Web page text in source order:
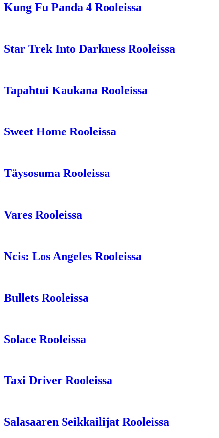
Kung Fu Panda 4 Rooleissa
Star Trek Into Darkness Rooleissa
Tapahtui Kaukana Rooleissa
Sweet Home Rooleissa
Täysosuma Rooleissa
Vares Rooleissa
Ncis: Los Angeles Rooleissa
Bullets Rooleissa
Solace Rooleissa
Taxi Driver Rooleissa
Salasaaren Seikkailijat Rooleissa